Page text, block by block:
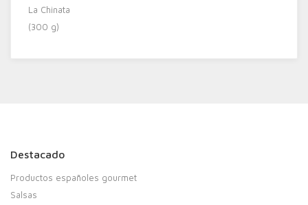
Destacado
Productos españoles gourmet
Salsas